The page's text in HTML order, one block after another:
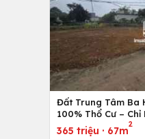
Đất Trung Tâm Ba
100% Thổ Cư –
Hội Đầu Tư Hiếm!
365 triệu · 67m
2